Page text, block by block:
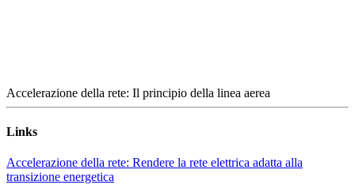
Accelerazione della rete: Il principio della linea aerea
Links
Accelerazione della rete: Rendere la rete elettrica adatta alla
transizione energetica